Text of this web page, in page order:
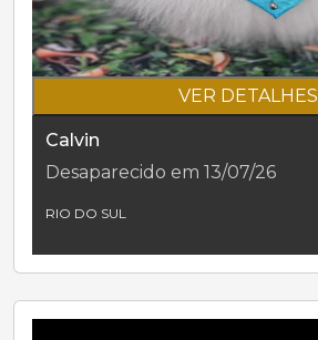
VER DETALHES
Calvin
Desaparecido em 13/07/26
RIO DO SUL